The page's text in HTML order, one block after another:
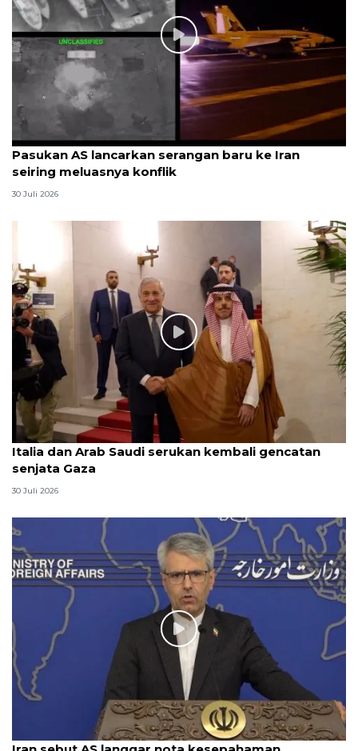
Pasukan AS lancarkan serangan baru ke Iran
seiring meluasnya konflik
30 Juli 2026
Italia dan Arab Saudi serukan kembali gencatan
senjata Gaza
30 Juli 2026